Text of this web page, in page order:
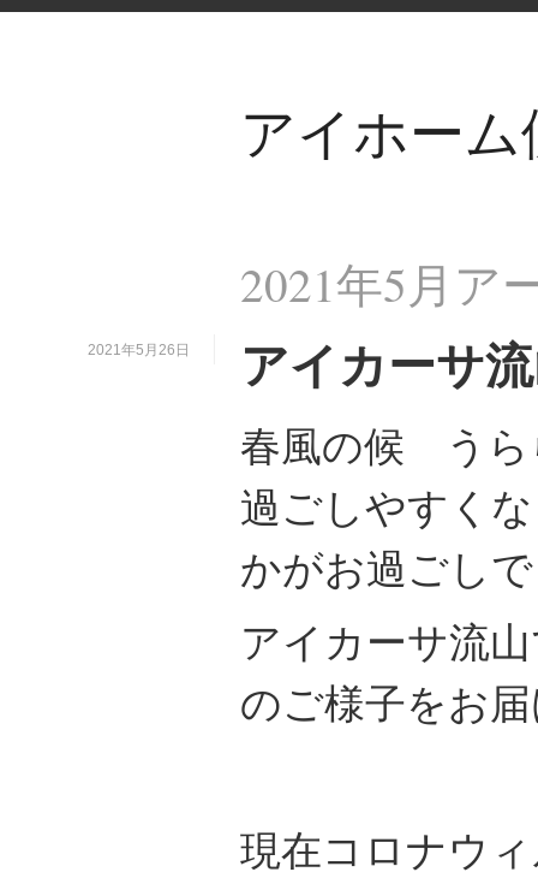
アイホー
2021年5月ア
2021年5月26日 アイカーサ
春風の候 うら
過ごしやすく
かがお過ごし
アイカーサ流
のご様子をお
現在コロナウ